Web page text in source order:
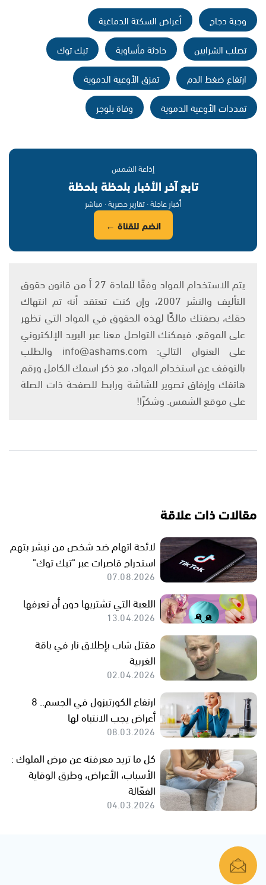
وجبة دجاج
أعراض السكتة الدماغية
تصلب الشرايين
حادثة مأساوية
تيك توك
ارتفاع ضغط الدم
تمزق الأوعية الدموية
تمددات الأوعية الدموية
وفاة بلوجر
إذاعة الشمس
تابع آخر الأخبار بلحظة بلحظة
أخبار عاجلة · تقارير حصرية · مباشر
انضم للقناة ←
يتم الاستخدام المواد وفقًا للمادة 27 أ من قانون حقوق
التأليف والنشر 2007، وإن كنت تعتقد أنه تم انتهاك
حقك، بصفتك مالكًا لهذه الحقوق في المواد التي تظهر
على الموقع، فيمكنك التواصل معنا عبر البريد الإلكتروني
على العنوان التالي: info@ashams.com والطلب
بالتوقف عن استخدام المواد، مع ذكر اسمك الكامل ورقم
هاتفك وإرفاق تصوير للشاشة ورابط للصفحة ذات الصلة
على موقع الشمس. وشكرًا!
مقالات ذات علاقة
لائحة اتهام ضد شخص من نيشر بتهم
استدراج قاصرات عبر "تيك توك"
07.08.2026
اللعبة التي تشتريها دون أن تعرفها
13.04.2026
مقتل شاب بإطلاق نار في باقة
الغربية
02.04.2026
ارتفاع الكورتيزول في الجسم.. 8
أعراض يجب الانتباه لها
08.03.2026
كل ما تريد معرفته عن مرض الملوك :
الأسباب، الأعراض، وطرق الوقاية
الفعّالة
04.03.2026